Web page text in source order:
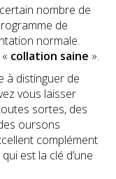
nombre de
de
normale.
collation saine ».
à distinguer de
vous laisser
sortes, des
oursons
complément
est la clé d’une